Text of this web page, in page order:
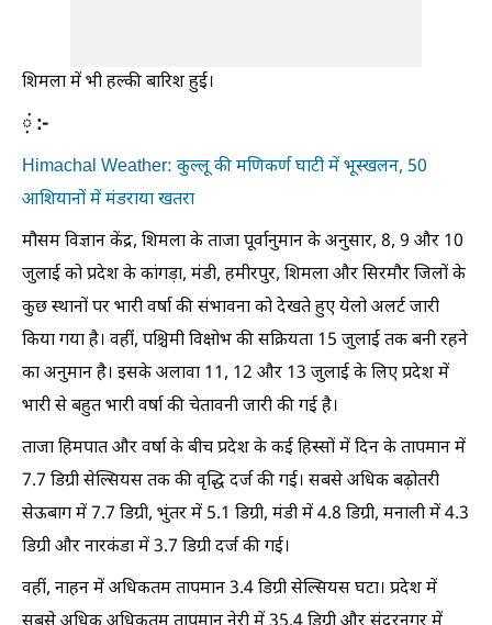
शिमला में भी हल्की बारिश हुई।
़ं :-
Himachal Weather: कुल्लू की मणिकर्ण घाटी में भूस्खलन, 50
आशियानों में मंडराया खतरा
मौसम विज्ञान केंद्र, शिमला के ताजा पूर्वानुमान के अनुसार, 8, 9 और 10
जुलाई को प्रदेश के कांगड़ा, मंडी, हमीरपुर, शिमला और सिरमौर जिलों के
कुछ स्थानों पर भारी वर्षा की संभावना को देखते हुए येलो अलर्ट जारी
किया गया है। वहीं, पश्चिमी विक्षोभ की सक्रियता 15 जुलाई तक बनी रहने
का अनुमान है। इसके अलावा 11, 12 और 13 जुलाई के लिए प्रदेश में
भारी से बहुत भारी वर्षा की चेतावनी जारी की गई है।
ताजा हिमपात और वर्षा के बीच प्रदेश के कई हिस्सों में दिन के तापमान में
7.7 डिग्री सेल्सियस तक की वृद्धि दर्ज की गई। सबसे अधिक बढ़ोतरी
सेऊबाग में 7.7 डिग्री, भुंतर में 5.1 डिग्री, मंडी में 4.8 डिग्री, मनाली में 4.3
डिग्री और नारकंडा में 3.7 डिग्री दर्ज की गई।
वहीं, नाहन में अधिकतम तापमान 3.4 डिग्री सेल्सियस घटा। प्रदेश में